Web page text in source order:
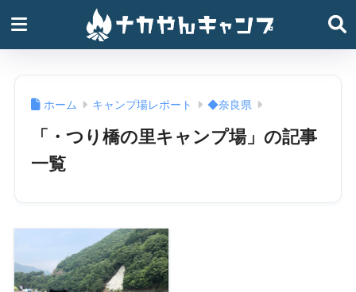
ホーム キャンプ場レポート ◆奈良県
「・つり橋の里キャンプ場」の記事
一覧